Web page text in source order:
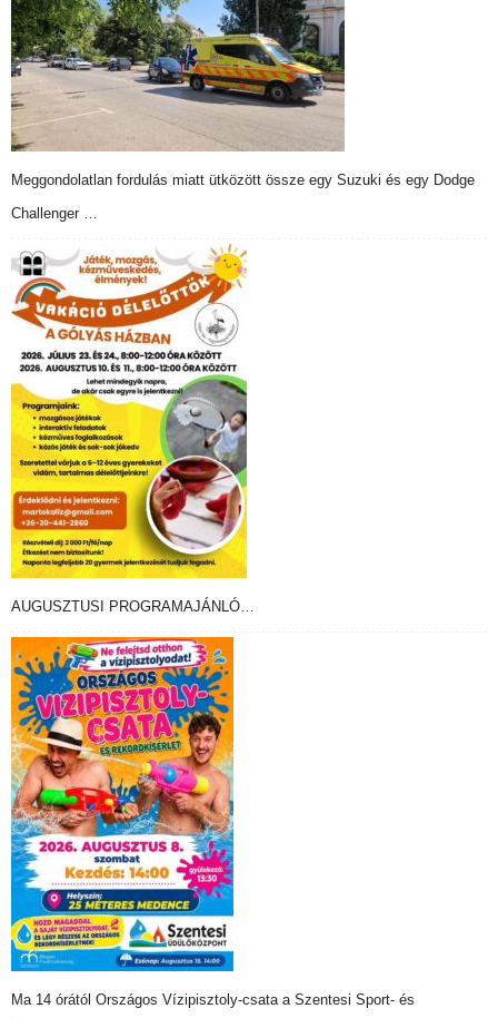
Meggondolatlan fordulás miatt ütközött össze egy Suzuki és egy Dodge
Challenger …
AUGUSZTUSI PROGRAMAJÁNLÓ…
Ma 14 órától Országos Vízipisztoly-csata a Szentesi Sport- és